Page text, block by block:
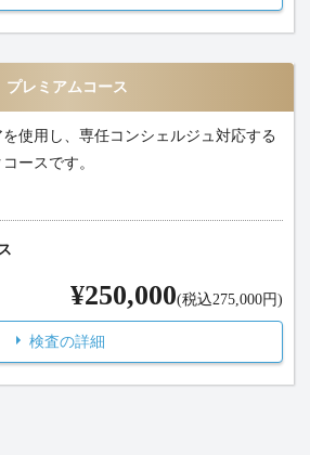
プレミアムコース
使用し、専任コンシェルジュ対応する
ースです。
¥250,000(税込275,000円)
検査の詳細